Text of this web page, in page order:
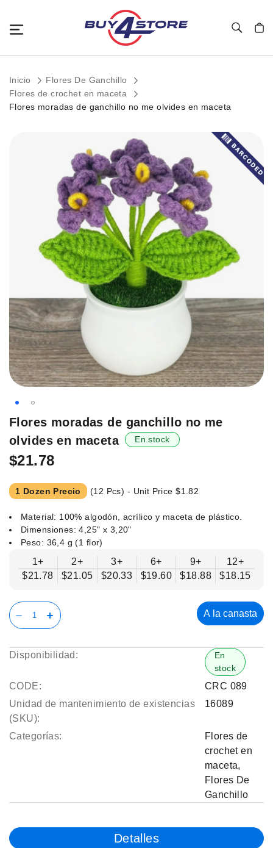
Inicio
Flores De Ganchillo
Flores de crochet en maceta
Flores moradas de ganchillo no me olvides en maceta
Saltar
principio
de
la
galería
de
Flores moradas de ganchillo no me
olvides en maceta
En stock
$21.78
1 Dozen Precio (12 Pcs) - Unit Price$1.82
Material: 100% algodón, acrílico y maceta de plástico.
Dimensiones: 4,25" x 3,20"
Peso: 36,4 g (1 flor)
1+
$21.78
2+
$21.05
3+
$20.33
6+
$19.60
9+
$18.88
12+
$18.15
A la canasta
Disponibilidad:
En
stock
CODE:
CRC 089
Unidad de mantenimiento de existencias
(SKU):
16089
Categorías:
Flores de
crochet en
maceta,
Flores De
Ganchillo
Detalles